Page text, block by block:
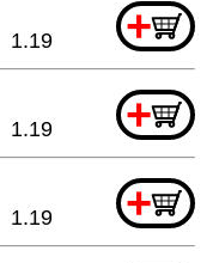
+
1.19
+
1.19
+
1.19